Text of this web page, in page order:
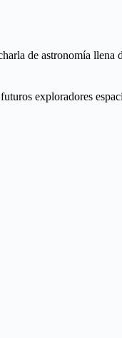
de astronomía
exploradores